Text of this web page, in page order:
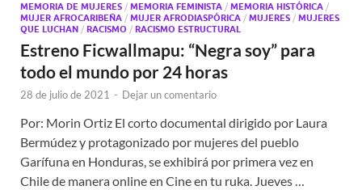
MEMORIA DE MUJERES / MEMORIA FEMINISTA / MEMORIA HISTÓRICA /
MUJER AFROCARIBEÑA / MUJER AFRODIASPÓRICA / MUJERES / MUJERES
QUE LUCHAN / RACISMO / RACISMO ESTRUCTURAL
Estreno Ficwallmapu: “Negra soy” para
todo el mundo por 24 horas
28 de julio de 2021 - Dejar un comentario
Por: Morin Ortiz El corto documental dirigido por Laura
Bermúdez y protagonizado por mujeres del pueblo
Garífuna en Honduras, se exhibirá por primera vez en
Chile de manera online en Cine en tu ruka. Jueves …